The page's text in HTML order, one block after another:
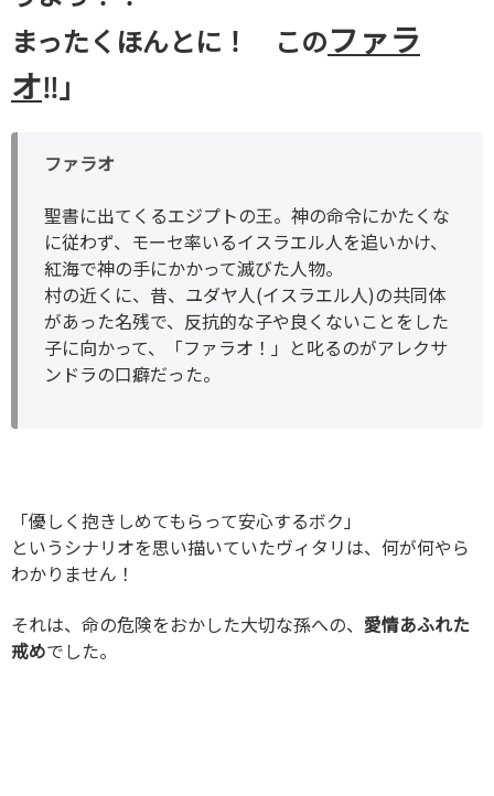
まったくほんとに！ このファラ
オ‼︎」
ファラオ
聖書に出てくるエジプトの王。神の命令にかたくな
に従わず、モーセ率いるイスラエル人を追いかけ、
紅海で神の手にかかって滅びた人物。
村の近くに、昔、ユダヤ人(イスラエル人)の共同体
があった名残で、反抗的な子や良くないことをした
子に向かって、「ファラオ！」と叱るのがアレクサ
ンドラの口癖だった。
「優しく抱きしめてもらって安心するボク」
というシナリオを思い描いていたヴィタリは、何が何やら
わかりません！
それは、命の危険をおかした大切な孫への、 愛情あふれた
戒めでした。